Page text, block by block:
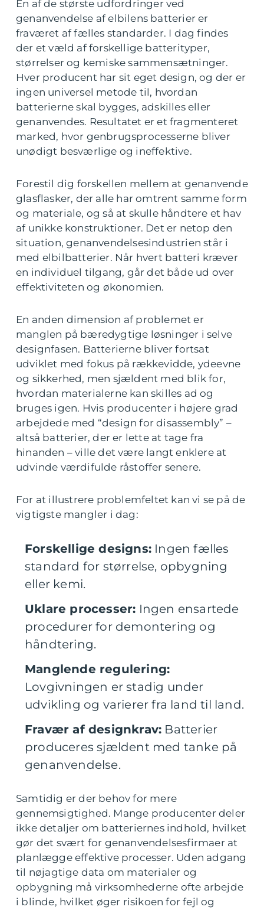
En af de største udfordringer ved
genanvendelse af elbilens batterier er
fraværet af fælles standarder. I dag findes
der et væld af forskellige batterityper,
størrelser og kemiske sammensætninger.
Hver producent har sit eget design, og der er
ingen universel metode til, hvordan
batterierne skal bygges, adskilles eller
genanvendes. Resultatet er et fragmenteret
marked, hvor genbrugsprocesserne bliver
unødigt besværlige og ineffektive.
Forestil dig forskellen mellem at genanvende
glasflasker, der alle har omtrent samme form
og materiale, og så at skulle håndtere et hav
af unikke konstruktioner. Det er netop den
situation, genanvendelsesindustrien står i
med elbilbatterier. Når hvert batteri kræver
en individuel tilgang, går det både ud over
effektiviteten og økonomien.
En anden dimension af problemet er
manglen på bæredygtige løsninger i selve
designfasen. Batterierne bliver fortsat
udviklet med fokus på rækkevidde, ydeevne
og sikkerhed, men sjældent med blik for,
hvordan materialerne kan skilles ad og
bruges igen. Hvis producenter i højere grad
arbejdede med “design for disassembly” –
altså batterier, der er lette at tage fra
hinanden – ville det være langt enklere at
udvinde værdifulde råstoffer senere.
For at illustrere problemfeltet kan vi se på de
vigtigste mangler i dag:
Forskellige designs: Ingen fælles
standard for størrelse, opbygning
eller kemi.
Uklare processer: Ingen ensartede
procedurer for demontering og
håndtering.
Manglende regulering:
Lovgivningen er stadig under
udvikling og varierer fra land til land.
Fravær af designkrav: Batterier
produceres sjældent med tanke på
genanvendelse.
Samtidig er der behov for mere
gennemsigtighed. Mange producenter deler
ikke detaljer om batteriernes indhold, hvilket
gør det svært for genanvendelsesfirmaer at
planlægge effektive processer. Uden adgang
til nøjagtige data om materialer og
opbygning må virksomhederne ofte arbejde
i blinde, hvilket øger risikoen for fejl og